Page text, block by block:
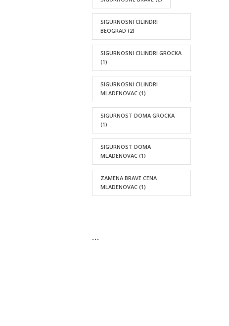
SIGURNOSNI CILINDRI
BEOGRAD (2)
SIGURNOSNI CILINDRI GROCKA
(1)
SIGURNOSNI CILINDRI
MLADENOVAC (1)
SIGURNOST DOMA GROCKA
(1)
SIGURNOST DOMA
MLADENOVAC (1)
ZAMENA BRAVE CENA
MLADENOVAC (1)
…